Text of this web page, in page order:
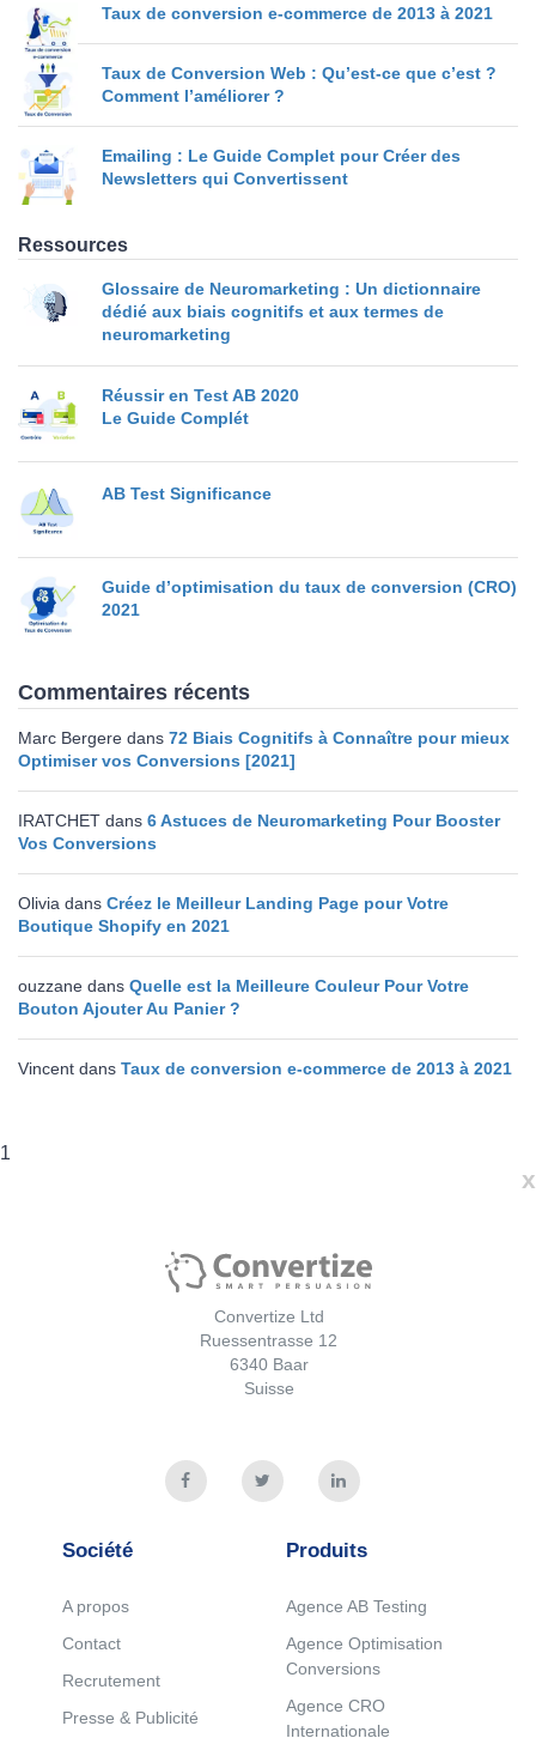
Taux de conversion e-commerce de 2013 à 2021
Taux de Conversion Web : Qu’est-ce que c’est ?
Comment l’améliorer ?
Emailing : Le Guide Complet pour Créer des
Newsletters qui Convertissent
Ressources
Glossaire de Neuromarketing : Un dictionnaire
dédié aux biais cognitifs et aux termes de
neuromarketing
Réussir en Test AB 2020
Le Guide Complét
AB Test Significance
Guide d’optimisation du taux de conversion (CRO)
2021
Commentaires récents
Marc Bergere dans 72 Biais Cognitifs à Connaître pour mieux
Optimiser vos Conversions [2021]
IRATCHET dans 6 Astuces de Neuromarketing Pour Booster
Vos Conversions
Olivia dans Créez le Meilleur Landing Page pour Votre
Boutique Shopify en 2021
ouzzane dans Quelle est la Meilleure Couleur Pour Votre
Bouton Ajouter Au Panier ?
Vincent dans Taux de conversion e-commerce de 2013 à 2021
1
x
Convertize Ltd
Ruessentrasse 12
6340 Baar
Suisse
Société
A propos
Contact
Recrutement
Presse & Publicité
Produits
Agence AB Testing
Agence Optimisation
Conversions
Agence CRO
Internationale